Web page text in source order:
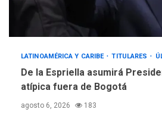
LATINOAMÉRICA Y CARIBE TITULARES
De la Espriella asumirá
atípica fuera de Bogotá
agosto 6, 2026 183